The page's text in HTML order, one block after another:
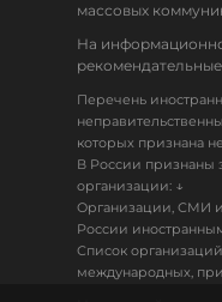
массовых
На
Перечень
которых признана
В России признаны
организации: ↓
Организации, СМИ
России
Список
международных,